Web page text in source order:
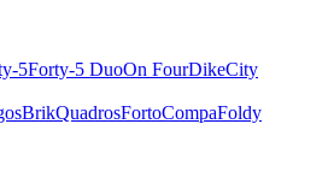
5Forty-5 DuoOn FourDikeCity
BrikQuadrosFortoCompaFoldy